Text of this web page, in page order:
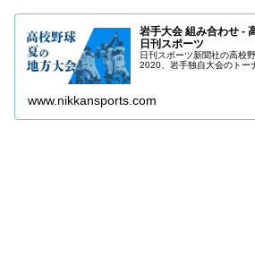
岩手大会 組み合わせ -
日刊スポーツ
日刊スポーツ新聞社の高校
2020、岩手独自大会のトー
www.nikkansports.com